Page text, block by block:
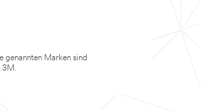
genannten Marken sind
3M.